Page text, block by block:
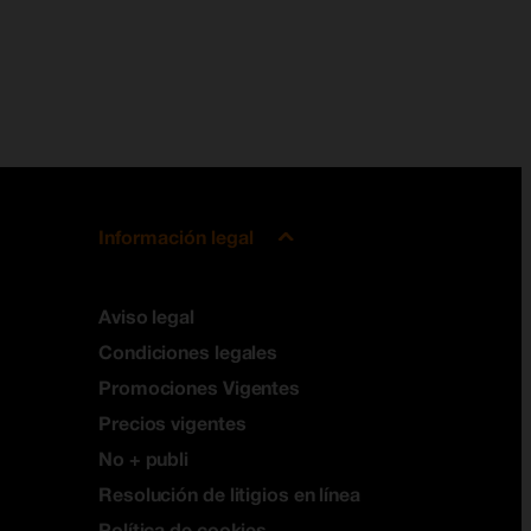
Información legal
Aviso legal
Condiciones legales
Promociones Vigentes
Precios vigentes
No + publi
Resolución de litigios en línea